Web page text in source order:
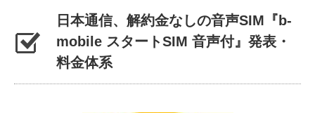
日本通信、解約金なしの音声SIM『b-
mobile スタートSIM 音声付』発表・
料金体系